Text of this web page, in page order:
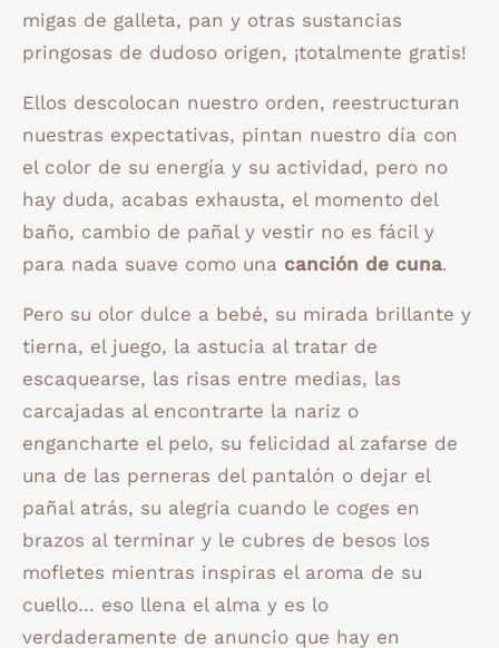
migas de galleta, pan y otras sustancias
pringosas de dudoso origen, ¡totalmente gratis!
Ellos descolocan nuestro orden, reestructuran
nuestras expectativas, pintan nuestro día con
el color de su energía y su actividad, pero no
hay duda, acabas exhausta, el momento del
baño, cambio de pañal y vestir no es fácil y
para nada suave como una canción de cuna.
Pero su olor dulce a bebé, su mirada brillante y
tierna, el juego, la astucia al tratar de
escaquearse, las risas entre medias, las
carcajadas al encontrarte la nariz o
engancharte el pelo, su felicidad al zafarse de
una de las perneras del pantalón o dejar el
pañal atrás, su alegría cuando le coges en
brazos al terminar y le cubres de besos los
mofletes mientras inspiras el aroma de su
cuello… eso llena el alma y es lo
verdaderamente de anuncio que hay en